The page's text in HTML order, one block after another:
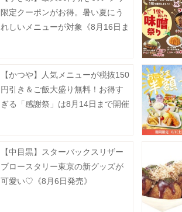
限定クーポンがお得。暑い夏にう
れしいメニューが対象《8月16日ま
【かつや】人気メニューが税抜150
円引き＆ご飯大盛り無料！お得す
ぎる「感謝祭」は8月14日まで開催
【中目黒】スターバックスリザー
ブロースタリー東京の新グッズが
可愛い♡《8月6日発売》